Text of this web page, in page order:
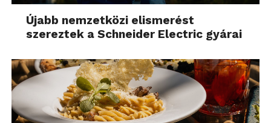
Újabb nemzetközi elismerést
szereztek a Schneider Electric gyárai